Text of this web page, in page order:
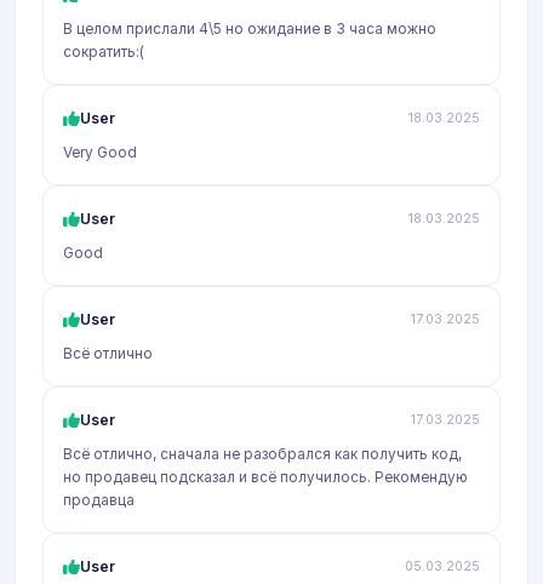
В целом прислали 4\5 но ожидание в 3 часа можно
сократить:(
User 18.03.2025
Very Good
User 18.03.2025
Good
User 17.03.2025
Всё отлично
User 17.03.2025
Всё отлично, сначала не разобрался как получить код,
но продавец подсказал и всё получилось. Рекомендую
продавца
User 05.03.2025